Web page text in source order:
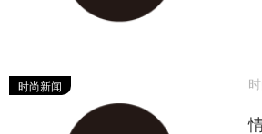
时尚新闻